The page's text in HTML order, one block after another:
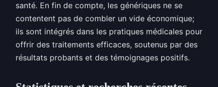
santé. En fin de compte, les génériques ne se
contentent pas de combler un vide économique;
ils sont intégrés dans les pratiques médicales pour
offrir des traitements efficaces, soutenus par des
résultats probants et des témoignages positifs.